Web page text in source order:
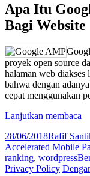
Apa Itu
Bagi Website
proyek open source
halaman web diakses
bahwa dengan
cepat menggunakan
Lanjutkan membaca
Diposkan
pada
28/06/2018Penulis
Rafif
Accelerated Mobile
ranking, wordpress
Privacy Policy